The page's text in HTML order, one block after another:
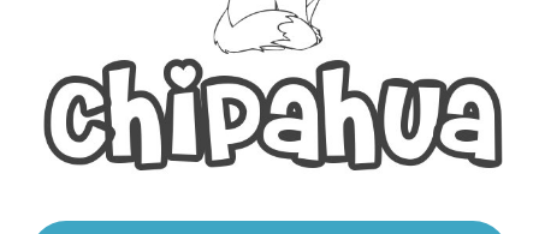
Cuentos